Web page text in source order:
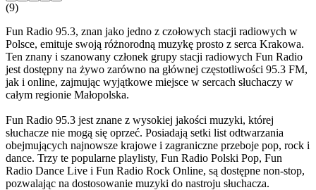
(9)
Fun Radio 95.3, znan jako jedno z czołowych stacji radiowych w
Polsce, emituje swoją różnorodną muzykę prosto z serca Krakowa.
Ten znany i szanowany członek grupy stacji radiowych Fun Radio
jest dostępny na żywo zarówno na głównej częstotliwości 95.3 FM,
jak i online, zajmując wyjątkowe miejsce w sercach słuchaczy w
całym regionie Małopolska.
Fun Radio 95.3 jest znane z wysokiej jakości muzyki, której
słuchacze nie mogą się oprzeć. Posiadają setki list odtwarzania
obejmujących najnowsze krajowe i zagraniczne przeboje pop, rock i
dance. Trzy te popularne playlisty, Fun Radio Polski Pop, Fun
Radio Dance Live i Fun Radio Rock Online, są dostępne non-stop,
pozwalając na dostosowanie muzyki do nastroju słuchacza.